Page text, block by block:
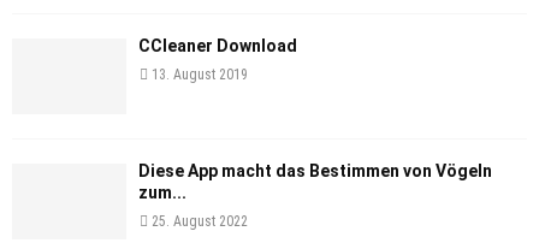
CCleaner Download
13. August 2019
Diese App macht das Bestimmen von Vögeln
zum...
25. August 2022